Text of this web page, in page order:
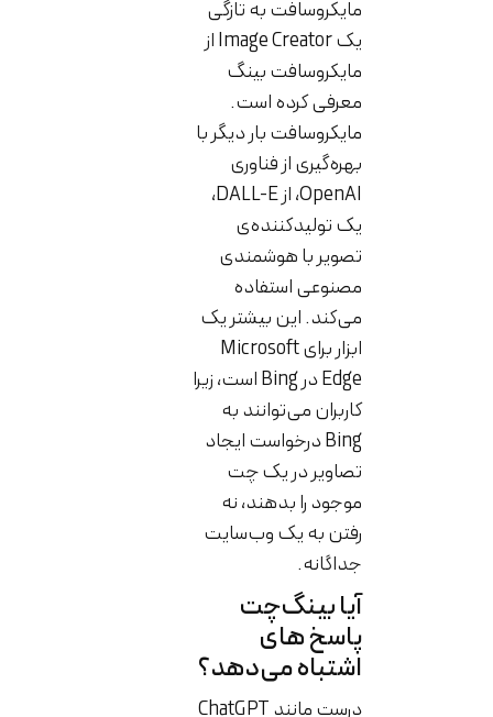
مایکروسافت به تازگی
یک Image Creator از
مایکروسافت بینگ
معرفی کرده است.
مایکروسافت بار دیگر با
بهره‌گیری از فناوری
OpenAI، از DALL-E،
یک تولیدکننده‌ی
تصویر با هوشمندی
مصنوعی استفاده
می‌کند. این بیشتر یک
ابزار برای Microsoft
Edge در Bing است، زیرا
کاربران می‌توانند به
Bing درخواست ایجاد
تصاویر در یک چت
موجود را بدهند، نه
رفتن به یک وب‌سایت
جداگانه.
آیا بینگ‌چت
پاسخ های
اشتباه می‌دهد؟
درست مانند ChatGPT